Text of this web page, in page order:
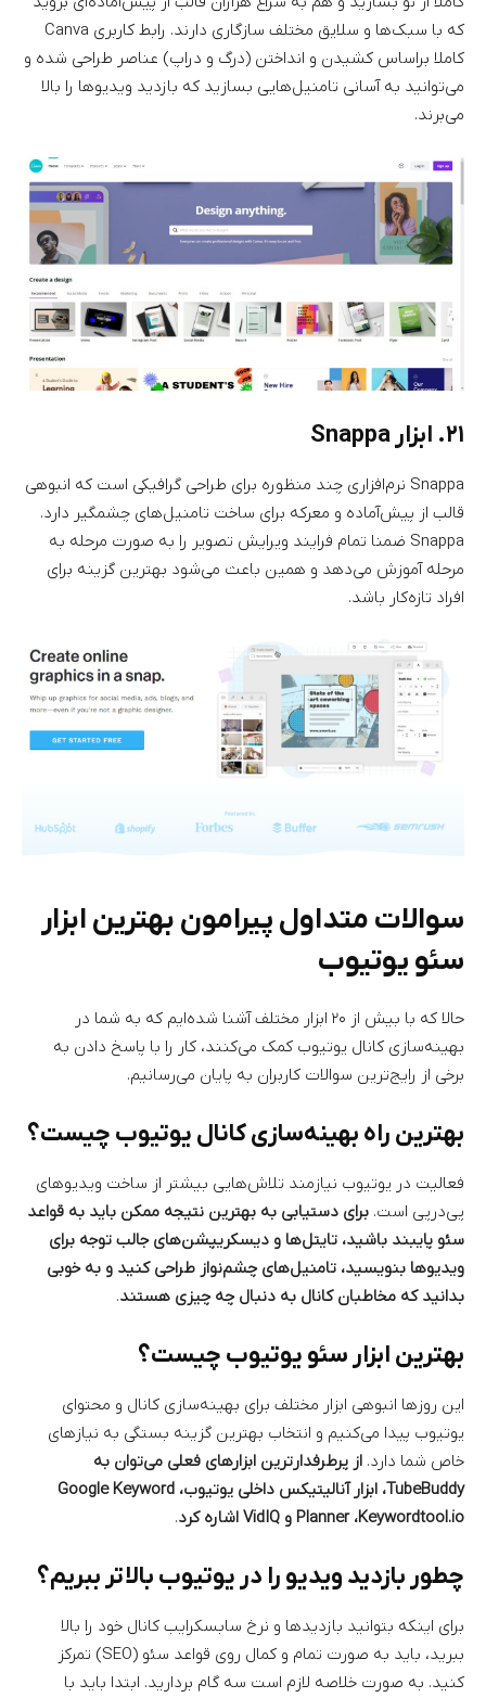
که با سبک‌ها و سلایق‌ مختلف سازگاری دارند. رابط کاربری Canva
کاملا براساس کشیدن و انداختن (درگ و دراپ) عناصر طراحی شده و
می‌توانید به آسانی تامنیل‌هایی بسازید که بازدید ویدیوها را بالا
می‌برند.
۲۱. ابزار Snappa
Snappa نرم‌افزاری چند منظوره برای طراحی گرافیکی است که انبوهی
قالب از پیش‌آماده و معرکه برای ساخت تامنیل‌های چشمگیر دارد.
Snappa ضمنا تمام فرایند ویرایش تصویر را به صورت مرحله به
مرحله آموزش می‌دهد و همین باعث می‌شود بهترین گزینه برای
افراد تازه‌کار باشد.
سوالات متداول پیرامون بهترین ابزار
سئو یوتیوب
حالا که با بیش از ۲۰ ابزار مختلف آشنا شده‌ایم که به شما در
بهینه‌سازی کانال یوتیوب کمک می‌کنند، کار را با پاسخ دادن به
برخی از رایج‌ترین سوالات کاربران به پایان می‌رسانیم.
بهترین راه بهینه‌سازی کانال یوتیوب چیست؟
فعالیت در یوتیوب نیازمند تلاش‌هایی بیشتر از ساخت ویدیوهای
پی‌درپی است. برای دستیابی به بهترین نتیجه ممکن باید به قواعد
سئو پایبند باشید، تایتل‌ها و دیسکریپشن‌های جالب توجه برای
ویدیوها بنویسید، تامنیل‌های چشم‌نواز طراحی کنید و به خوبی
بدانید که مخاطبان کانال به دنبال چه چیزی هستند.
بهترین ابزار سئو یوتیوب چیست؟
این روزها انبوهی ابزار مختلف برای بهینه‌سازی کانال و محتوای
یوتیوب پیدا می‌کنیم و انتخاب بهترین گزینه بستگی به نیازهای
خاص شما دارد. از پرطرفدارترین ابزارهای فعلی می‌توان به
TubeBuddy، ابزار آنالیتیکس داخلی یوتیوب، Google Keyword
Planner ،Keywordtool.io و VidIQ اشاره کرد
.
چطور بازدید ویدیو را در یوتیوب بالاتر ببریم؟
برای اینکه بتوانید بازدیدها و نرخ سابسکرایب کانال خود را بالا
ببرید، باید به صورت تمام و کمال روی قواعد سئو (SEO) تمرکز
کنید. به صورت خلاصه لازم است سه گام بردارید. ابتدا باید با